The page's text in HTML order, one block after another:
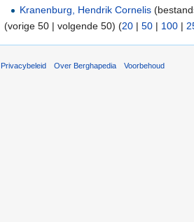
Kranenburg, Hendrik Cornelis
(vorige 50 | volgende 50) (20 | 50 | 100 |
Privacybeleid Over Berghapedia Voorbehoud